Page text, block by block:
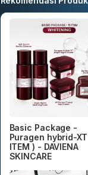
Basic Package -
Puragen hybrid-
ITEM ) - DAVIENA
SKINCARE